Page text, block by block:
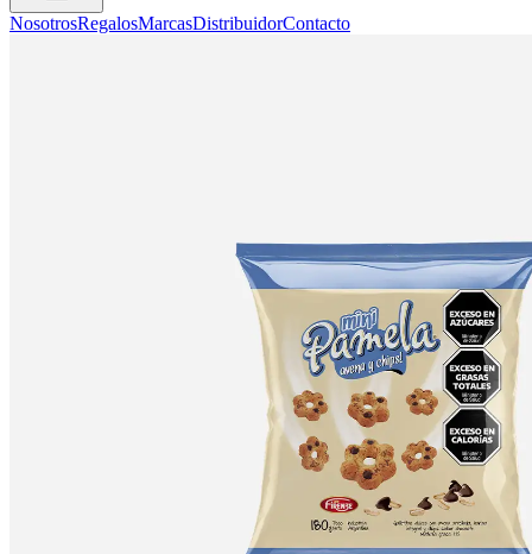
NosotrosRegalosMarcasDistribuidorContacto